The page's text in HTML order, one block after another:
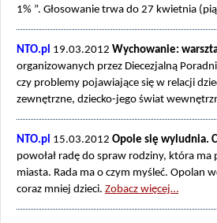
1% ”. Głosowanie trwa do 27 kwietnia
NTO.pl 19.03.2012 Wychowanie:
organizowanych przez Diecezjalną
czy problemy pojawiające się w relacji
zewnętrzne, dziecko-jego świat
NTO.pl 15.03.2012 Opole się wyludnia.
powołał radę do spraw rodziny, która
miasta. Rada ma o czym myśleć. Opolan
coraz mniej dzieci. Zobacz więcej…